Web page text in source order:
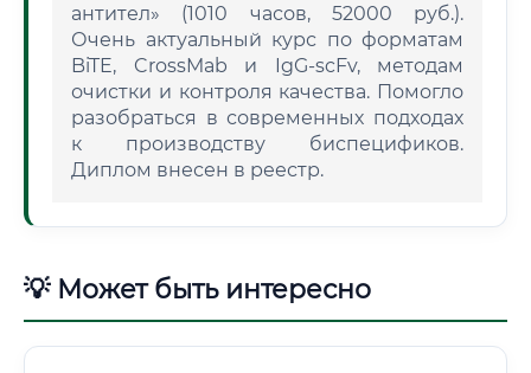
антител» (1010 часов, 52000 руб.).
Очень актуальный курс по форматам
BiTE, CrossMab и IgG-scFv, методам
очистки и контроля качества. Помогло
разобраться в современных подходах
к производству биспецификов.
Диплом внесен в реестр.
💡 Может быть интересно